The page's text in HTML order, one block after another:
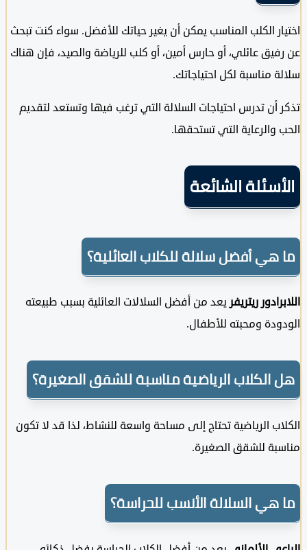
الكلب المناسب يمكن أن يغير حياتك للأفضل. سواء كنت تبحث
عائلي، أو حارس أمين، أو كلب للرياضة والصيد، فإن هناك
مناسبة لكل احتياجاتك.
أن تدرس احتياجات السلالة التي ترغب فيها وتستعد لتقديم
والرعاية التي تستحقها.
الشائعة
أفضل سلالة للكلاب العائلية؟
ريتريفريعد من أفضل السلالات العائلية بسبب طبيعته
ومحبته للأطفال.
الرياضية مناسبة للشقق الصغيرة؟
الرياضية تحتاج إلى مساحة واسعة للنشاط، لذا قد لا تكون
للشقق الصغيرة.
السلالة الأنسب للحراسة؟